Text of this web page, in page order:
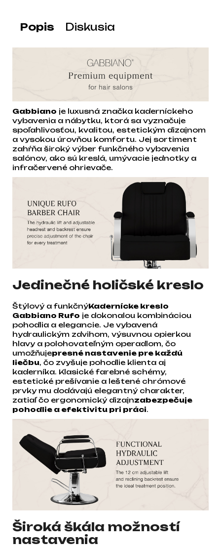
Popis Diskusia
Gabbiano je luxusná značka kaderníckeho
vybavenia a nábytku, ktorá sa vyznačuje
spoľahlivosťou, kvalitou, estetickým dizajnom
a vysokou úrovňou komfortu. Jej sortiment
zahŕňa široký výber funkčného vybavenia
salónov, ako sú kreslá, umývacie jednotky a
infračervené ohrievače.
Jedinečné holičské kreslo
Štýlový a funkčnýKadernícke kreslo
Gabbiano Rufo je dokonalou kombináciou
pohodlia a elegancie. Je vybavená
hydraulickým zdvihom, výsuvnou opierkou
hlavy a polohovateľným operadlom, čo
umožňujepresné nastavenie pre každú
liečbu, čo zvyšuje pohodlie klienta aj
kaderníka. Klasické farebné schémy,
estetické prešívanie a leštené chrómové
prvky mu dodávajú elegantný charakter,
zatiaľ čo ergonomický dizajnzabezpečuje
pohodlie a efektivitu pri práci.
Široká škála možností
nastavenia